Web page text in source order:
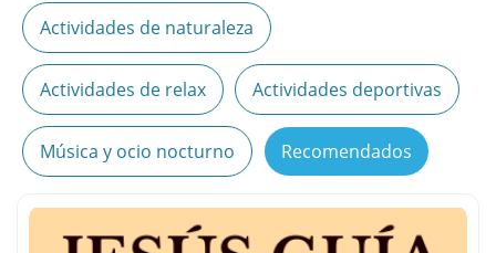
Actividades de naturaleza
Actividades de relax Actividades deportivas
Música y ocio nocturno Recomendados